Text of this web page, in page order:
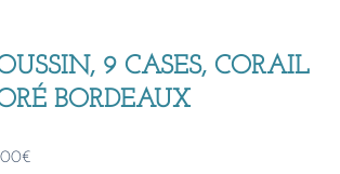
9 CASES, CORAIL
BORDEAUX
€